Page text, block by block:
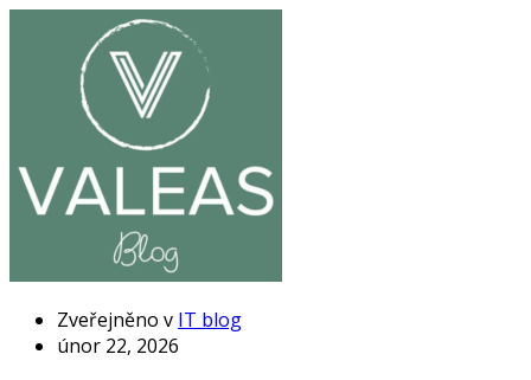
Zveřejněno v IT blog
únor 22, 2026